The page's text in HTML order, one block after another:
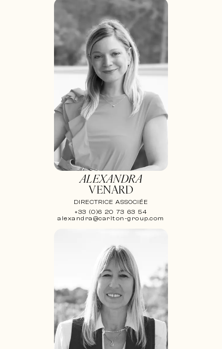
ALEXANDRA
VENARD
DIRECTRICE ASSOCIÉE
+33 (0)6 20 73 63 54
alexandra@carlton-group.com